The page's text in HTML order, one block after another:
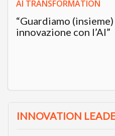
AI TRANSFORMATION
“Guardiamo
innovazione con l’AI”
INNOVATION